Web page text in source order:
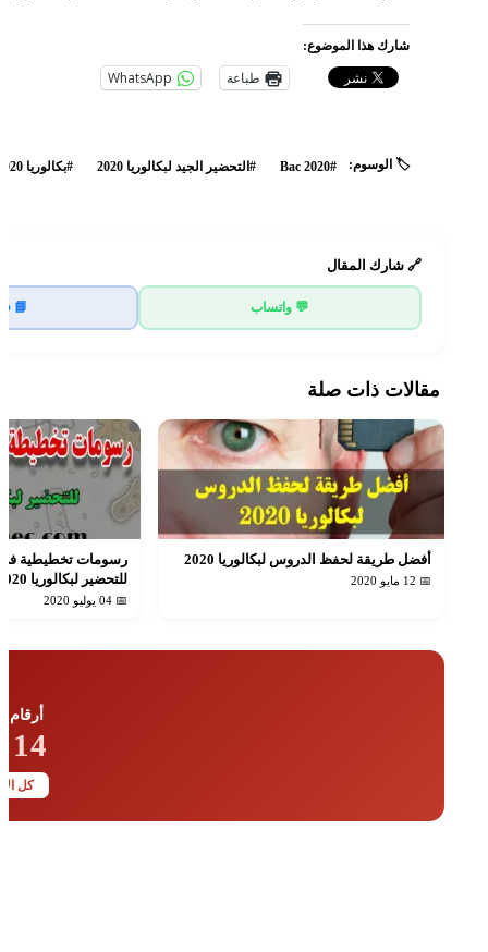
شارك هذا الموضوع:
طباعة WhatsApp
🏷️ الوسوم: #Bac 2020 #التحضير الجيد لبكالوريا 2020 #بكالوريا 2020
🔗 شارك المقال
💬 واتساب 📘
مقالات ذات صلة
أفضل طريقة لحفظ الدروس لبكالوريا 2020
📅 12 مايو 2020
رسومات تخطيطية في
للتحضير لبكالوريا 2020
📅 04 يوليو 2020
أرقام
14 · 17
كل